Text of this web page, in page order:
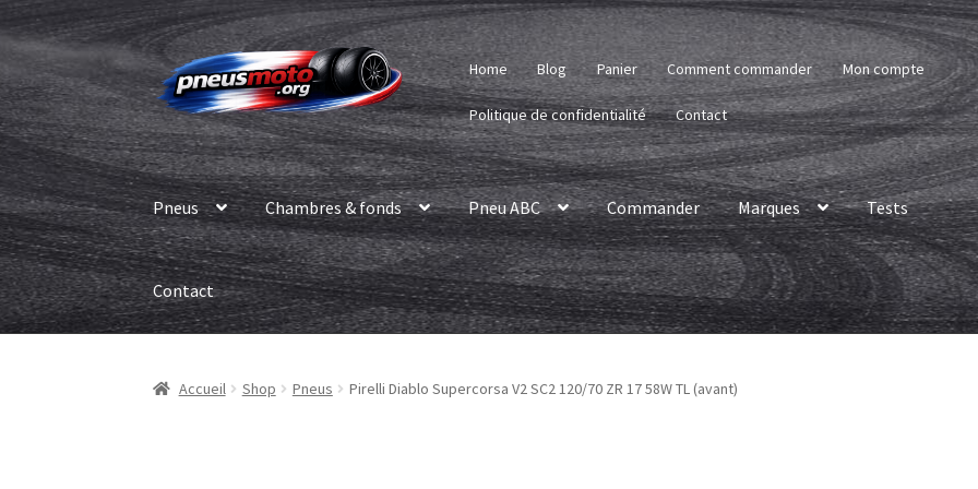
Aller
à
la
navigation
Aller
au
contenu
Home Blog Panier Comment commander Mon compte
Politique de confidentialité Contact
Pneus Chambres & fonds Pneu ABC Commander Marques Tests
Contact
Accueil Shop Pneus Pirelli Diablo Supercorsa V2 SC2 120/70 ZR 17 58W TL (avant)